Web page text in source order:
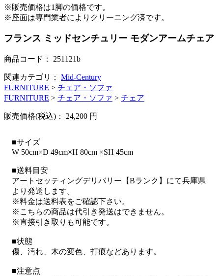
※販売価格は1脚の価格です。
※座面は専門業者によりクリーニング済です。
フランス ミッドセンチュリー モダンアームチェア
商品コード： 251121b
関連カテゴリ：
Mid-Century
FURNITURE > チェア・ソファ
FURNITURE > チェア・ソファ > チェア
販売価格(税込)： 24,200 円
■サイズ
W 50cm×D 49cm×H 80cm ×SH 45cm
■送料目安
アートセッティングデリバリー【Bランク】にて兵庫県
より発送します。
※料金は送料表をご確認下さい。
※こちらの商品は代引き発送はできません。
※直接引き取りも可能です。
■状態
傷、汚れ、木の変色、打痕などあります。
■注意点